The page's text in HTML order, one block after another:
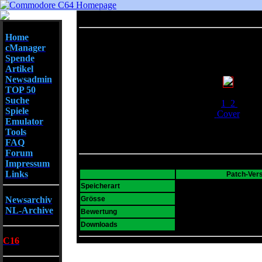
Home
cManager
Spende
Artikel
Newsadmin
TOP 50
Suche
Spiele
Emulator
Tools
FAQ
Forum
Impressum
Links
Newsarchiv
NL-Archive
C16
1 2
Cover
Patch-
Speicherart
Grösse
Bewertung
Downloads